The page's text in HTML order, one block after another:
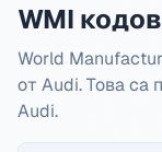
WMI
World
от Audi. Това са
Audi.